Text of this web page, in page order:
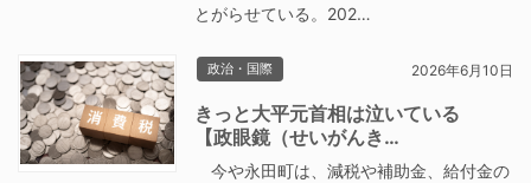
とがらせている。202…
政治・国際 2026年6月10日
きっと大平元首相は泣いている
【政眼鏡（せいがんき…
今や永田町は、減税や補助金、給付金の